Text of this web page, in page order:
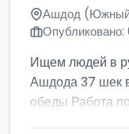
Ашдод (Южный
Ищем людей в
Ашдода 37 шек
обеды Работа